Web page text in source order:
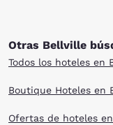
Otras Bellville
Todos los hoteles en
Boutique Hoteles en
Ofertas de hoteles